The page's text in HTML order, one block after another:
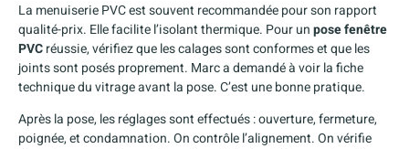
La menuiserie PVC est souvent recommandée pour son rapport
qualité-prix. Elle facilite l’isolant thermique. Pour unpose fenêtre
PVCréussie, vérifiez que les calages sont conformes et que les
joints sont posés proprement. Marc a demandé à voir la fiche
technique du vitrage avant la pose. C’est une bonne pratique.
Après la pose, les réglages sont effectués : ouverture, fermeture,
poignée, et condamnation. On contrôle l’alignement. On vérifie